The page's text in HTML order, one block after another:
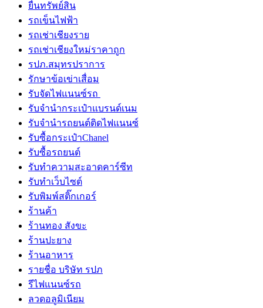
ยื่นทรัพย์สิน
รถเข็นไฟฟ้า
รถเช่าเชียงราย
รถเช่าเชียงใหม่ราคาถูก
รปภ.สมุทรปราการ
รักษาข้อเข่าเสื่อม
รับจัดไฟแนนซ์รถ
รับจำนำกระเป๋าแบรนด์เนม
รับจํานํารถยนต์ติดไฟแนนซ์
รับซื้อกระเป๋าChanel
รับซื้อรถยนต์
รับทำความสะอาดคาร์ซีท
รับทําเว็บไซต์
รับพิมพ์สติ๊กเกอร์
ร้านค้า
ร้านทอง สังขะ
ร้านปะยาง
ร้านอาหาร
รายชื่อ บริษัท รปภ
รีไฟแนนซ์รถ
ลวดอลูมิเนียม